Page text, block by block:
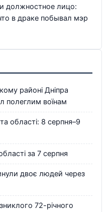
должностное лицо:
в драке побывал мэр
районі Дніпра
полеглим воїнам
області: 8 серпня–9
за 7 серпня
двоє людей через
72-річного